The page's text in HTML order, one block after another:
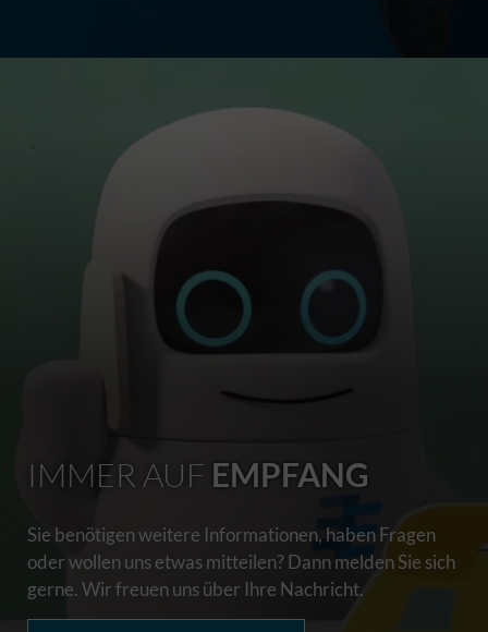
IMMER AUF EMPFANG
Sie benötigen weitere Informationen, haben Fragen
oder wollen uns etwas mitteilen? Dann melden Sie sich
gerne. Wir freuen uns über Ihre Nachricht.